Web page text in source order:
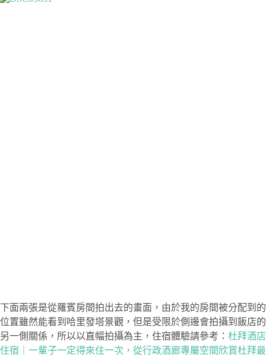
下面兩張是從羅賓房間拍出去的畫面，由於我的房間被分配到的
位置雖然能看到哈里發塔景觀，但是受限於側邊會拍攝到飯店的
另一側關係，所以以直幅拍攝為主，住宿體驗請參考： 杜拜酒店
住宿｜一輩子一定得來住一次，從行政酒廊專屬空間欣賞杜拜最